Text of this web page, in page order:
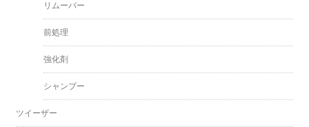
リムーバー
前処理
強化剤
シャンプー
ツイーザー